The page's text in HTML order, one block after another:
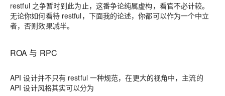
restful 之争暂时到此为止，这番争论纯属虚构，看官不必计较。
无论你如何看待 restful，下面我的论述，你都可以作为一个中立
者，否则效果减半。
ROA 与 RPC
API 设计并不只有 restful 一种规范，在更大的视角中，主流的
API 设计风格其实可以分为